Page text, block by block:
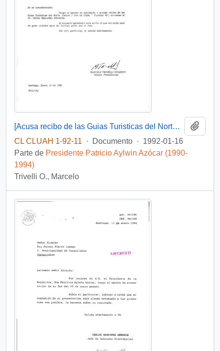
[Acusa recibo de las Guias Turisticas del Norte, Centro y Sur de Chile, " Turistel 92"]
CL CLUAH 1-92-11
· Documento · 1992-01-16
Parte de Presidente Patricio Aylwin Azócar (1990-
1994)
Trivelli O., Marcelo